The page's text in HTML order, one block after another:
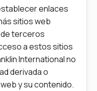
enlaces
sitios web
terceros
a estos sitios
International no
derivada o
y su contenido.